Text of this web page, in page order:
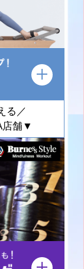
る／
店舗▼